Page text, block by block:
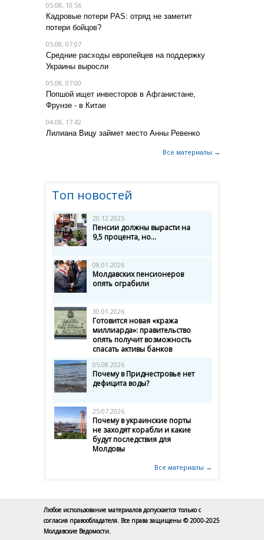
05.08, 10:56
Кадровые потери PAS: отряд не заметит
потери бойцов?
05.08, 07:07
Средние расходы европейцев на поддержку
Украины выросли
05.08, 07:00
Попшой ищет инвесторов в Афганистане,
Фрунзе - в Китае
04.08, 17:42
Лилиана Вицу займет место Анны Ревенко
Все материалы →
Топ новостей
20.12.2025
Пенсии должны вырасти на
9,5 процента, но...
08.01.2026
Молдавских пенсионеров
опять ограбили
30.01.2026
Готовится новая «кража
миллиарда»: правительство
опять получит возможность
спасать активы банков
05.08.2026
Почему в Приднестровье нет
дефицита воды?
25.07.2026
Почему в украинские порты
не заходят корабли и какие
будут последствия для
Молдовы
Все материалы →
Любое использование материалов допускается только с
согласия правообладателя. Все права защищены © 2000-2025
Молдавские Ведомости.